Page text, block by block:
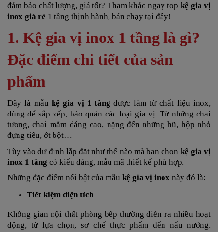
đảm bảo chất lượng, giá tốt? Tham khảo ngay top kệ gia vị
inox giá rẻ 1 tầng thịnh hành, bán chạy tại đây!
1. Kệ gia vị inox 1 tầng là gì?
Đặc điểm chi tiết của sản
phẩm
Đây là mẫu kệ gia vị 1 tầngđược làm từ chất liệu inox,
dùng để sắp xếp, bảo quản các loại gia vị. Từ những chai
tương, chai mắm dáng cao, nặng đến những hũ, hộp nhỏ
đựng tiêu, ớt bột…
Tùy vào dự định lắp đặt như thế nào mà bạn chọn kệ gia vị
inox 1 tầng có kiểu dáng, mẫu mã thiết kế phù hợp.
Những đặc điểm nổi bật của mẫu kệ gia vị inox này đó là:
Tiết kiệm diện tích
Không gian nội thất phòng bếp thường diễn ra nhiều hoạt
động, từ lựa chọn, sơ chế thực phẩm đến nấu nướng.